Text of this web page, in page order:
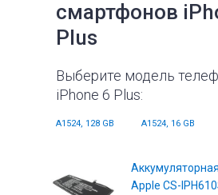
10 мин. ходьбы от ст.м.
Обратный
09.00 - 21.00
Введите название устройства,
Комплектующие
смартфонов
Plus
Выберите модель
iPhone 6 Plus:
A1524, 128 GB A1524, 16 GB
Apple CS-